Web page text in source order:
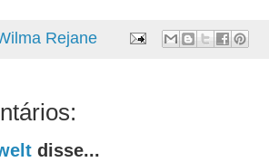
Rejane
disse...